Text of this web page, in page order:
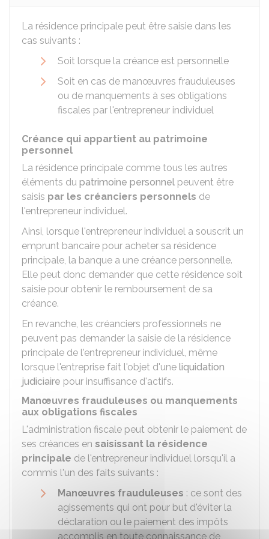
La résidence principale peut être saisie dans les
cas suivants :
Soit lorsque la créance est personnelle
Soit en cas de manœuvres frauduleuses
ou de manquements à ses obligations
fiscales par l'entrepreneur individuel
Créance qui appartient au patrimoine
personnel
La résidence principale comme tous les autres
éléments du patrimoine personnel peuvent être
saisis par les créanciers personnels de
l'entrepreneur individuel.
Ainsi, lorsque l'entrepreneur individuel a souscrit un
emprunt bancaire pour acheter sa résidence
principale, la banque a une créance personnelle.
Elle peut donc demander que cette résidence soit
saisie pour obtenir le remboursement de sa
créance.
En revanche, les créanciers professionnels ne
peuvent pas demander la saisie de la résidence
principale de l'entrepreneur individuel, même
lorsque l'entreprise fait l'objet d'une liquidation
judiciaire pour insuffisance d'actifs.
Manœuvres frauduleuses ou manquements
aux obligations fiscales
L'administration fiscale peut obtenir le paiement de
ses créances en saisissant la résidence
principale de l'entrepreneur individuel lorsqu'il a
commis l'un des faits suivants :
Manœuvres frauduleuses : ce sont des
agissements qui ont pour but d'éviter la
déclaration ou le paiement des impôts
accomplis en toute connaissance de